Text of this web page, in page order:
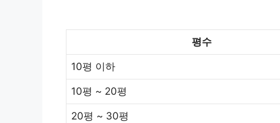
평수
10평 이하
10평 ~ 20평
20평 ~ 30평